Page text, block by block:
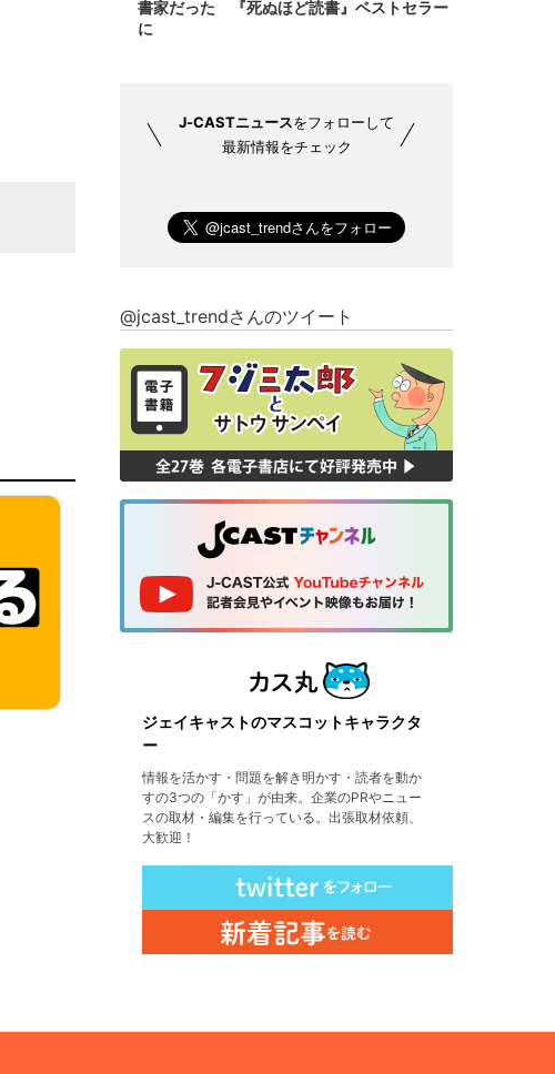
書家だった 『死ぬほど読書』ベストセラー
に
J-CASTニュースをフォローして
最新情報をチェック
@jcast_trendさんのツイート
ジェイキャストのマスコットキャラクタ
ー
情報を活かす・問題を解き明かす・読者を動か
すの3つの「かす」が由来。企業のPRやニュー
スの取材・編集を行っている。出張取材依頼、
大歓迎！